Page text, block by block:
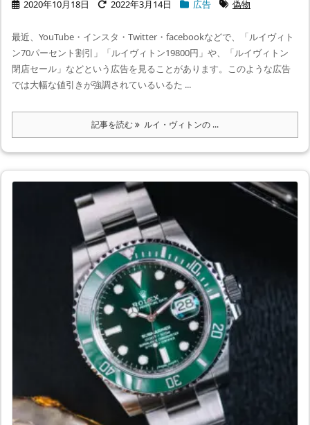
2020年10月18日 2022年3月14日 広告 偽物
最近、YouTube・インスタ・Twitter・facebookなどで、「ルイヴィト
ン70パーセント割引」「ルイヴィトン19800円」や、「ルイヴィトン
閉店セール」などという広告を見ることがあります。このような広告
では大幅な値引きが強調されているいるた ...
記事を読む ルイ・ヴィトンの ...